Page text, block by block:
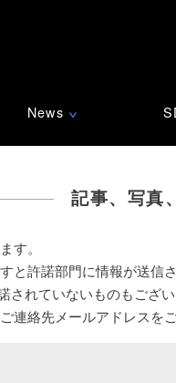
News ∨
記事、写真
す。
と許諾部門に情報が送信
されていないものもござ
連絡先メールアドレスを